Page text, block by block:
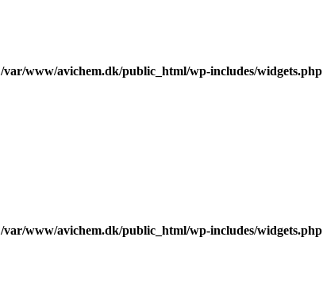
/var/www/avichem.dk/public_html/wp-includes/widgets.php
/var/www/avichem.dk/public_html/wp-includes/widgets.php